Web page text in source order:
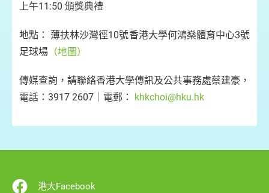
上午11:50 頒獎典禮
地點： 薄扶林沙灣徑10號香港大學何鴻燊體育中心3號
足球場 （地圖）
傳媒查詢，請聯絡香港大學傳訊及公共事務處蔡建豪，
電話：3917 2607｜電郵： khkchoi@hku.hk
港大Facebook